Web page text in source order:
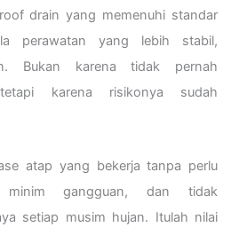
drain yang memenuhi standar
perawatan yang lebih stabil,
Bukan karena tidak pernah
karena risikonya sudah
atap yang bekerja tanpa perlu
minim gangguan, dan tidak
setiap musim hujan. Itulah nilai